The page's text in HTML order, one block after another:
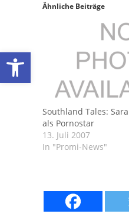
Ähnliche Beiträge
Southland Tales:
als Pornostar
13. Juli 2007
In "Promi-News"